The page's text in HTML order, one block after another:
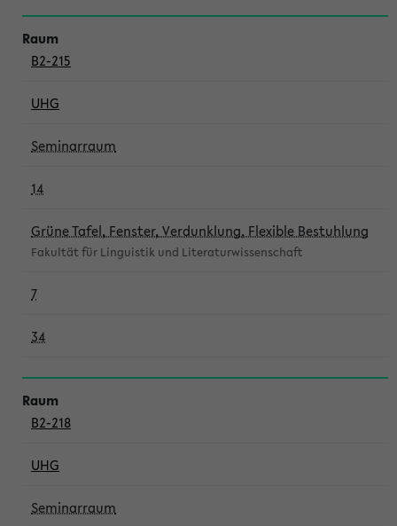
B2-215
UHG
Seminarraum
14
Grüne Tafel, Fenster, Verdunklung, Flexible Bestuhlung
Fakultät für Linguistik und Literaturwissenschaft
7
34
B2-218
UHG
Seminarraum